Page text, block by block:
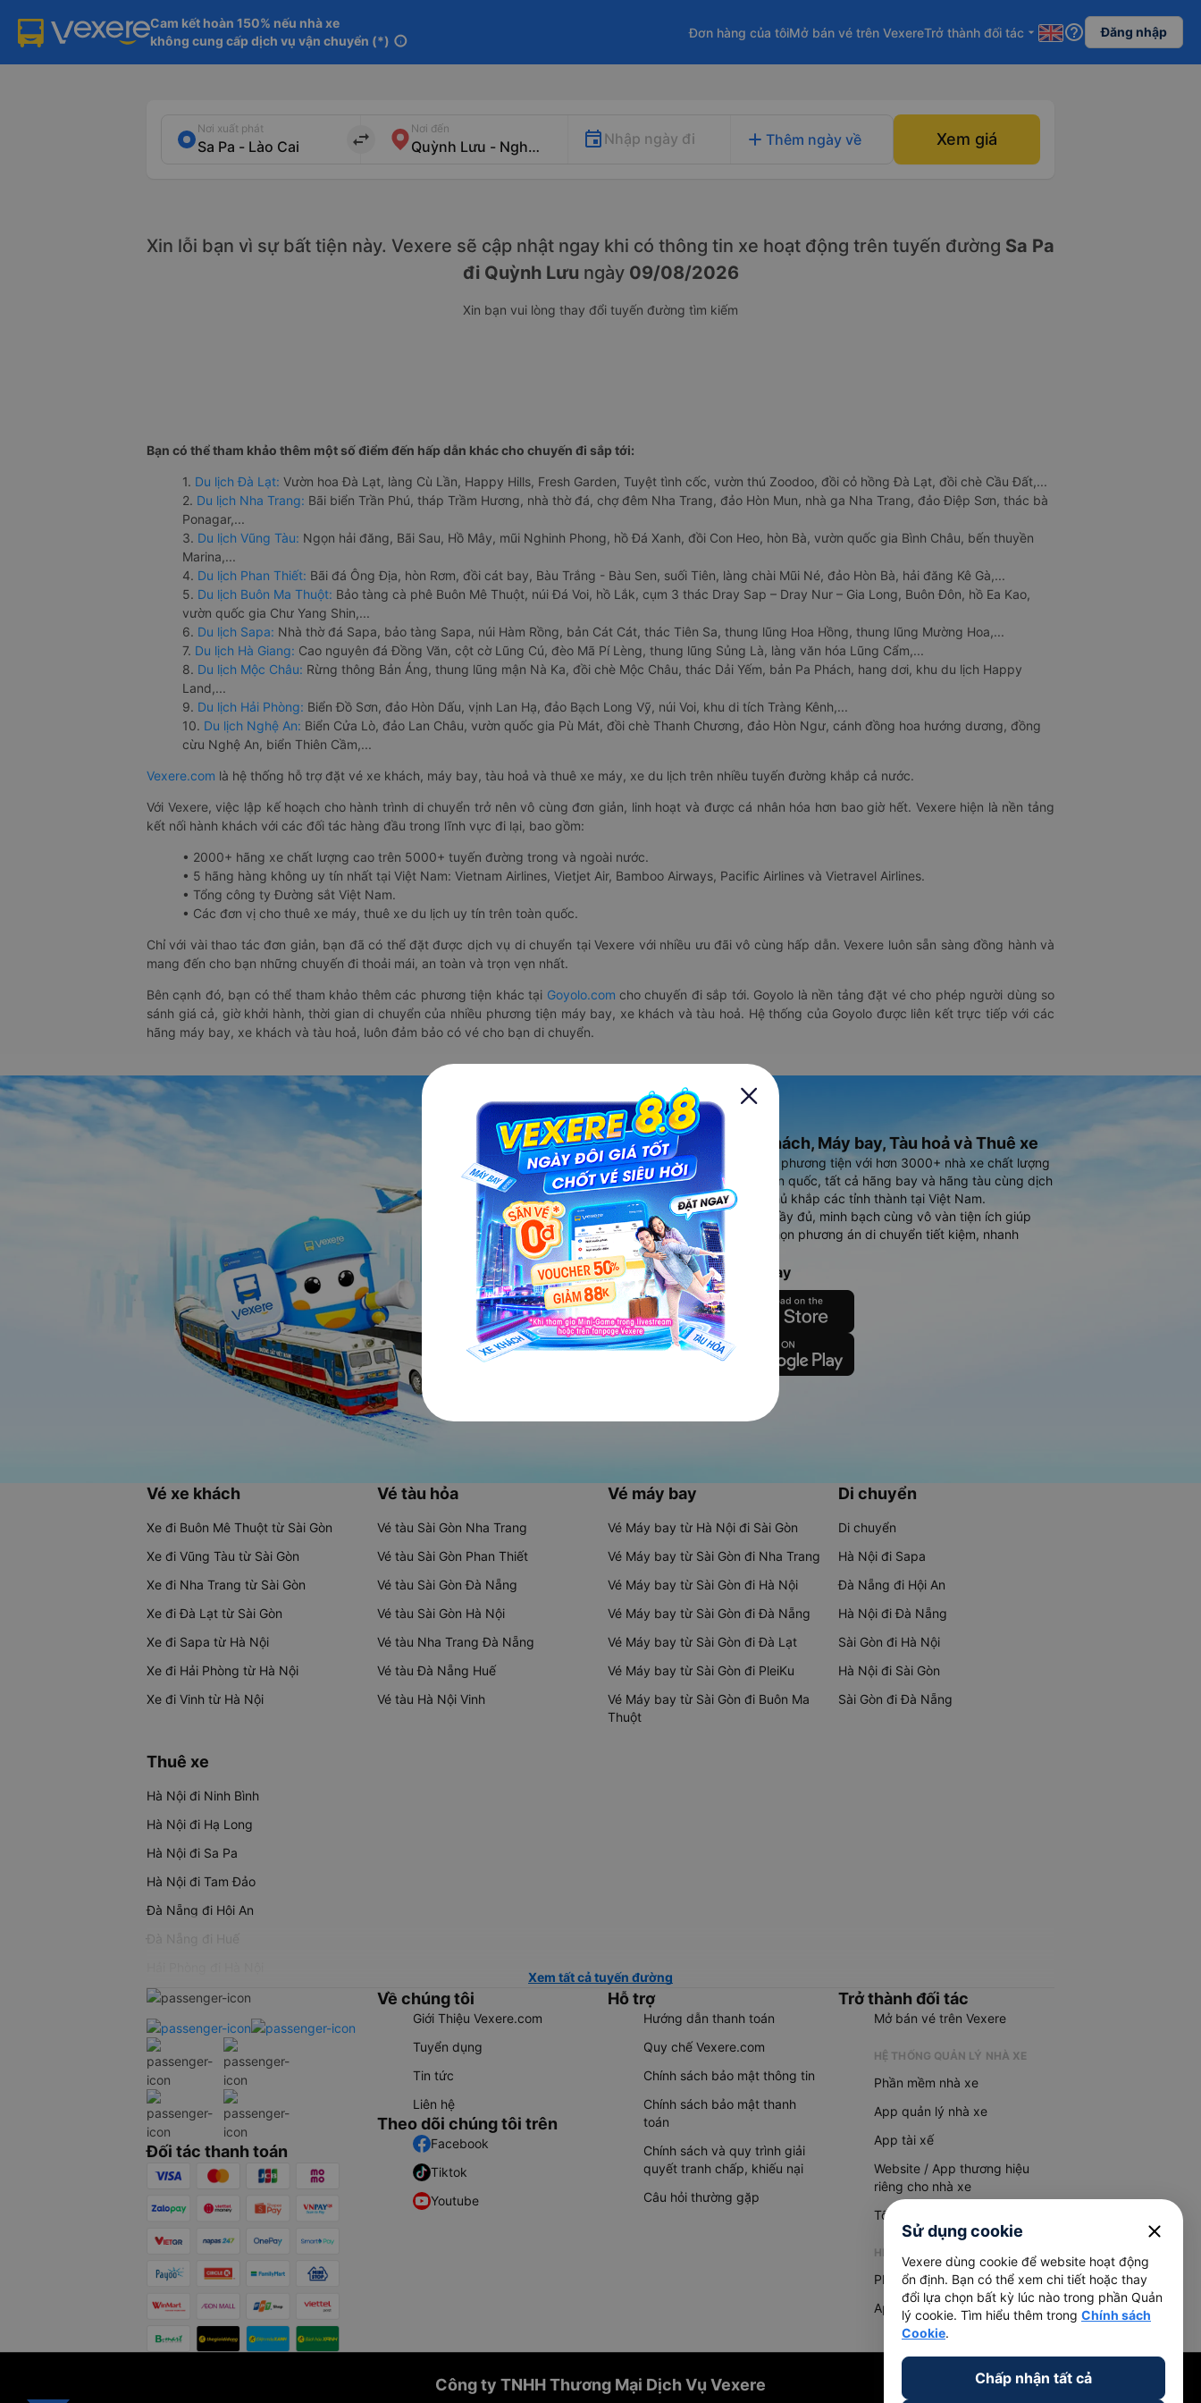
Cam kết hoàn 150% nếu nhà xe
không cung cấp dịch vụ vận chuyển (*) info
Đơn hàng của tôiMở bán vé trên VexereTrở thành đối tác arrow_drop_down help_outline Đăng nhập
Nơi xuất phát
import_export
Nơi đến
Nhập ngày đi add Thêm ngày về Xem giá
Xin lỗi bạn vì sự bất tiện này. Vexere sẽ cập nhật ngay khi có thông tin xe hoạt động trên tuyến đường Sa Pa
đi Quỳnh Lưu ngày 09/08/2026
Xin bạn vui lòng thay đổi tuyến đường tìm kiếm
Bạn có thể tham khảo thêm một số điểm đến hấp dẫn khác cho chuyến đi sắp tới:
1. Du lịch Đà Lạt: Vườn hoa Đà Lạt, làng Cù Lần, Happy Hills, Fresh Garden, Tuyệt tình cốc, vườn thú Zoodoo, đồi cỏ hồng Đà Lạt, đồi chè Cầu Đất,...
2. Du lịch Nha Trang: Bãi biển Trần Phú, tháp Trầm Hương, nhà thờ đá, chợ đêm Nha Trang, đảo Hòn Mun, nhà ga Nha Trang, đảo Điệp Sơn, thác bà
Ponagar,...
3. Du lịch Vũng Tàu: Ngọn hải đăng, Bãi Sau, Hồ Mây, mũi Nghinh Phong, hồ Đá Xanh, đồi Con Heo, hòn Bà, vườn quốc gia Bình Châu, bến thuyền
Marina,...
4. Du lịch Phan Thiết: Bãi đá Ông Địa, hòn Rơm, đồi cát bay, Bàu Trắng - Bàu Sen, suối Tiên, làng chài Mũi Né, đảo Hòn Bà, hải đăng Kê Gà,...
5. Du lịch Buôn Ma Thuột: Bảo tàng cà phê Buôn Mê Thuột, núi Đá Voi, hồ Lắk, cụm 3 thác Dray Sap – Dray Nur – Gia Long, Buôn Đôn, hồ Ea Kao,
vườn quốc gia Chư Yang Shin,...
6. Du lịch Sapa: Nhà thờ đá Sapa, bảo tàng Sapa, núi Hàm Rồng, bản Cát Cát, thác Tiên Sa, thung lũng Hoa Hồng, thung lũng Mường Hoa,...
7. Du lịch Hà Giang: Cao nguyên đá Đồng Văn, cột cờ Lũng Cú, đèo Mã Pí Lèng, thung lũng Sủng Là, làng văn hóa Lũng Cẩm,...
8. Du lịch Mộc Châu: Rừng thông Bản Áng, thung lũng mận Nà Ka, đồi chè Mộc Châu, thác Dải Yếm, bản Pa Phách, hang dơi, khu du lịch Happy
Land,...
9. Du lịch Hải Phòng: Biển Đồ Sơn, đảo Hòn Dấu, vịnh Lan Hạ, đảo Bạch Long Vỹ, núi Voi, khu di tích Tràng Kênh,...
10. Du lịch Nghệ An: Biển Cửa Lò, đảo Lan Châu, vườn quốc gia Pù Mát, đồi chè Thanh Chương, đảo Hòn Ngư, cánh đồng hoa hướng dương, đồng
cừu Nghệ An, biển Thiên Cầm,...
Vexere.com là hệ thống hỗ trợ đặt vé xe khách, máy bay, tàu hoả và thuê xe máy, xe du lịch trên nhiều tuyến đường khắp cả nước.
Với Vexere, việc lập kế hoạch cho hành trình di chuyển trở nên vô cùng đơn giản, linh hoạt và được cá nhân hóa hơn bao giờ hết. Vexere hiện là nền tảng
kết nối hành khách với các đối tác hàng đầu trong lĩnh vực đi lại, bao gồm:
• 2000+ hãng xe chất lượng cao trên 5000+ tuyến đường trong và ngoài nước.
• 5 hãng hàng không uy tín nhất tại Việt Nam: Vietnam Airlines, Vietjet Air, Bamboo Airways, Pacific Airlines và Vietravel Airlines.
• Tổng công ty Đường sắt Việt Nam.
• Các đơn vị cho thuê xe máy, thuê xe du lịch uy tín trên toàn quốc.
Chỉ với vài thao tác đơn giản, bạn đã có thể đặt được dịch vụ di chuyển tại Vexere với nhiều ưu đãi vô cùng hấp dẫn. Vexere luôn sẵn sàng đồng hành và
mang đến cho bạn những chuyến đi thoải mái, an toàn và trọn vẹn nhất.
Bên cạnh đó, bạn có thể tham khảo thêm các phương tiện khác tại Goyolo.com cho chuyến đi sắp tới. Goyolo là nền tảng đặt vé cho phép người dùng so
sánh giá cả, giờ khởi hành, thời gian di chuyển của nhiều phương tiện máy bay, xe khách và tàu hoả. Hệ thống của Goyolo được liên kết trực tiếp với các
hãng máy bay, xe khách và tàu hoả, luôn đảm bảo có vé cho bạn di chuyển.
Ứng dụng đặt vé Xe khách, Máy bay, Tàu hoả và Thuê xe
Vexere - ứng dụng đặt vé đa phương tiện với hơn 3000+ nhà xe chất lượng
cao, 5000+ tuyến đường toàn quốc, tất cả hãng bay và hãng tàu cùng dịch
vụ thuê xe máy, xe du lịch phủ khắp các tỉnh thành tại Việt Nam.
Ứng dụng hiển thị thông tin đầy đủ, minh bạch cùng vô vàn tiện ích giúp
người dùng so sánh và lựa chọn phương án di chuyển tiết kiệm, nhanh
chóng và phù hợp nhất.
Tải ứng dụng Vexere ngay
Vé xe khách
Xe đi Buôn Mê Thuột từ Sài Gòn
Xe đi Vũng Tàu từ Sài Gòn
Xe đi Nha Trang từ Sài Gòn
Xe đi Đà Lạt từ Sài Gòn
Xe đi Sapa từ Hà Nội
Xe đi Hải Phòng từ Hà Nội
Xe đi Vinh từ Hà Nội
Vé tàu hỏa
Vé tàu Sài Gòn Nha Trang
Vé tàu Sài Gòn Phan Thiết
Vé tàu Sài Gòn Đà Nẵng
Vé tàu Sài Gòn Hà Nội
Vé tàu Nha Trang Đà Nẵng
Vé tàu Đà Nẵng Huế
Vé tàu Hà Nội Vinh
Vé máy bay
Vé Máy bay từ Hà Nội đi Sài Gòn
Vé Máy bay từ Sài Gòn đi Nha Trang
Vé Máy bay từ Sài Gòn đi Hà Nội
Vé Máy bay từ Sài Gòn đi Đà Nẵng
Vé Máy bay từ Sài Gòn đi Đà Lạt
Vé Máy bay từ Sài Gòn đi PleiKu
Vé Máy bay từ Sài Gòn đi Buôn Ma
Thuột
Di chuyển
Di chuyển
Hà Nội đi Sapa
Đà Nẵng đi Hội An
Hà Nội đi Đà Nẵng
Sài Gòn đi Hà Nội
Hà Nội đi Sài Gòn
Sài Gòn đi Đà Nẵng
Thuê xe
Hà Nội đi Ninh Bình
Hà Nội đi Hạ Long
Hà Nội đi Sa Pa
Hà Nội đi Tam Đảo
Đà Nẵng đi Hội An
Đà Nẵng đi Huế
Xem tất cả tuyến đường
Đối tác thanh toán
Về chúng tôi
Giới Thiệu Vexere.com
Tuyển dụng
Tin tức
Liên hệ
Theo dõi chúng tôi trên
Facebook
Tiktok
Youtube
Hỗ trợ
Hướng dẫn thanh toán
Quy chế Vexere.com
Chính sách bảo mật thông tin
Chính sách bảo mật thanh
toán
Chính sách và quy trình giải
quyết tranh chấp, khiếu nại
Câu hỏi thường gặp
Trở thành đối tác
Mở bán vé trên Vexere
HỆ THỐNG QUẢN LÝ NHÀ XE
Phần mềm nhà xe
App quản lý nhà xe
App tài xế
Website / App thương hiệu
riêng cho nhà xe
Tổng đài AI
HỆ THỐNG QUẢN LÝ HÀNG HOÁ
Phần mềm quản lý hàng hoá
App quản lý hàng hoá
Công ty TNHH Thương Mại Dịch Vụ Vexere
Sử dụng cookie close
Vexere dùng cookie để website hoạt động
ổn định. Bạn có thể xem chi tiết hoặc thay
đổi lựa chọn bất kỳ lúc nào trong phần Quản
lý cookie. Tìm hiểu thêm trong Chính sách
Cookie.
Chấp nhận tất cả